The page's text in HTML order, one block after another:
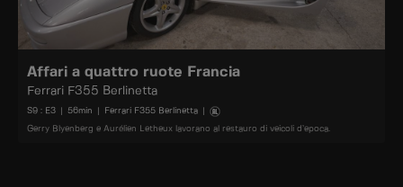
Affari a quattro ruote Francia
Ferrari F355 Berlinetta
S9 : E3 56min Ferrari F355 Berlinetta
Gerry Blyenberg e Aurélien Letheux lavorano al restauro di veicoli d’epoca.